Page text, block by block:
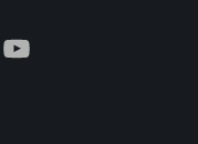
YouTube